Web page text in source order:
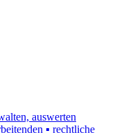
auswerten
▪ rechtliche